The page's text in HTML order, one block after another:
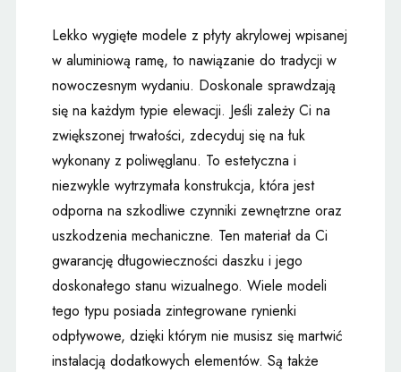
Lekko wygięte modele z płyty akrylowej wpisanej
w aluminiową ramę, to nawiązanie do tradycji w
nowoczesnym wydaniu. Doskonale sprawdzają
się na każdym typie elewacji. Jeśli zależy Ci na
zwiększonej trwałości, zdecyduj się na łuk
wykonany z poliwęglanu. To estetyczna i
niezwykle wytrzymała konstrukcja, która jest
odporna na szkodliwe czynniki zewnętrzne oraz
uszkodzenia mechaniczne. Ten materiał da Ci
gwarancję długowieczności daszku i jego
doskonałego stanu wizualnego. Wiele modeli
tego typu posiada zintegrowane rynienki
odpływowe, dzięki którym nie musisz się martwić
instalacją dodatkowych elementów. Są także